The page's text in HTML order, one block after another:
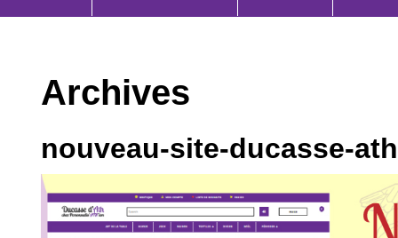
Archives
nouveau-site-ducasse-ath